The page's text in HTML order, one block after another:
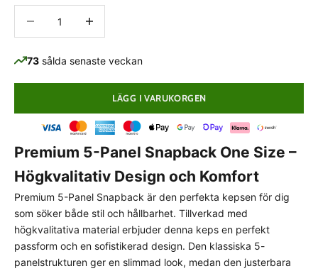
73 sålda senaste veckan
LÄGG I VARUKORGEN
Premium 5-Panel Snapback One Size –
Högkvalitativ Design och Komfort
Premium 5-Panel Snapback är den perfekta kepsen för dig
som söker både stil och hållbarhet. Tillverkad med
högkvalitativa material erbjuder denna keps en perfekt
passform och en sofistikerad design. Den klassiska 5-
panelstrukturen ger en slimmad look, medan den justerbara